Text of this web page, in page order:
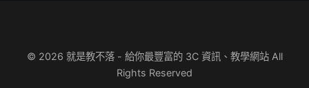
© 2026 就是教不落 - 給你最豐富的 3C 資訊、教學網站 All
Rights Reserved